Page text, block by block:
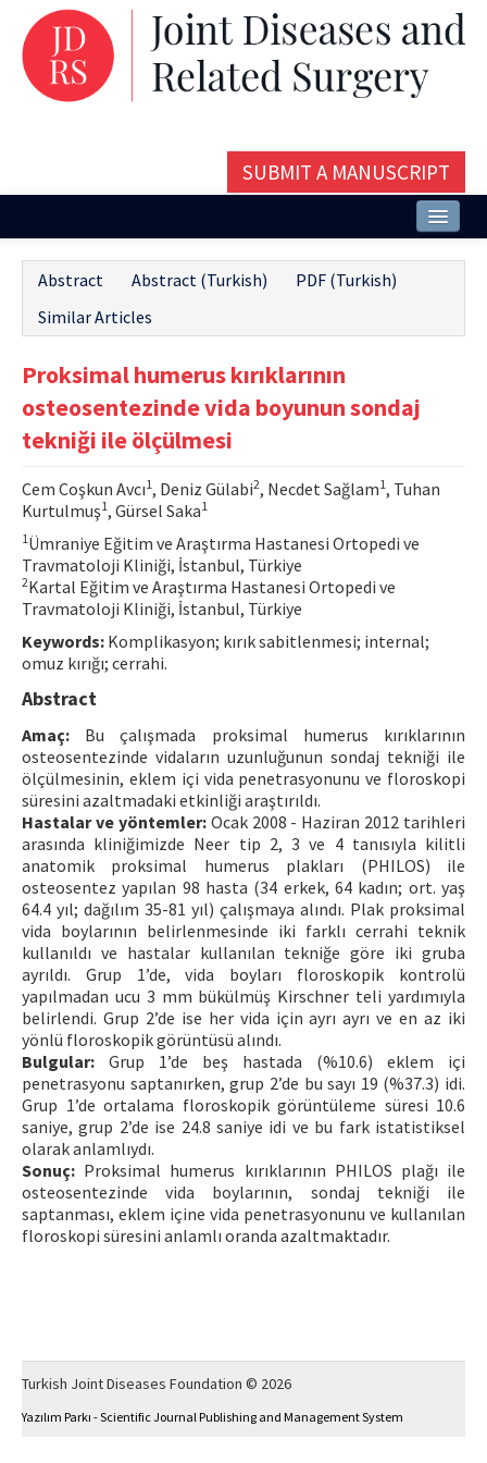
SUBMIT A MANUSCRIPT
Issues and Articles
Editorial Board
Instructions
Contact Us
E-ISSN: 2687-4792
Abstract Abstract (Turkish)
PDF (Turkish)
Similar Articles
Proksimal humerus kırıklarının
osteosentezinde vida boyunun sondaj
tekniği ile ölçülmesi
Cem Coşkun Avcı1, Deniz Gülabi2, Necdet Sağlam1, Tuhan
Kurtulmuş1, Gürsel Saka1
1 Ümraniye Eğitim ve Araştırma Hastanesi Ortopedi ve
Travmatoloji Kliniği, İstanbul, Türkiye
2Kartal Eğitim ve Araştırma Hastanesi Ortopedi ve
Travmatoloji Kliniği, İstanbul, Türkiye
Keywords: Komplikasyon; kırık sabitlenmesi; internal;
omuz kırığı; cerrahi.
Abstract
Amaç: Bu çalışmada proksimal humerus kırıklarının
osteosentezinde vidaların uzunluğunun sondaj tekniği ile
ölçülmesinin, eklem içi vida penetrasyonunu ve floroskopi
süresini azaltmadaki etkinliği araştırıldı.
Hastalar ve yöntemler:Ocak 2008 - Haziran 2012 tarihleri
arasında kliniğimizde Neer tip 2, 3 ve 4 tanısıyla kilitli
anatomik proksimal humerus plakları (PHILOS) ile
osteosentez yapılan 98 hasta (34 erkek, 64 kadın; ort. yaş
64.4 yıl; dağılım 35-81 yıl) çalışmaya alındı. Plak proksimal
vida boylarının belirlenmesinde iki farklı cerrahi teknik
kullanıldı ve hastalar kullanılan tekniğe göre iki gruba
ayrıldı. Grup 1’de, vida boyları floroskopik kontrolü
yapılmadan ucu 3 mm bükülmüş Kirschner teli yardımıyla
belirlendi. Grup 2’de ise her vida için ayrı ayrı ve en az iki
yönlü floroskopik görüntüsü alındı.
Bulgular: Grup 1’de beş hastada (%10.6) eklem içi
penetrasyonu saptanırken, grup 2’de bu sayı 19 (%37.3) idi.
Grup 1’de ortalama floroskopik görüntüleme süresi 10.6
saniye, grup 2’de ise 24.8 saniye idi ve bu fark istatistiksel
olarak anlamlıydı.
Sonuç: Proksimal humerus kırıklarının PHILOS plağı ile
osteosentezinde vida boylarının, sondaj tekniği ile
saptanması, eklem içine vida penetrasyonunu ve kullanılan
floroskopi süresini anlamlı oranda azaltmaktadır.
Turkish Joint Diseases Foundation © 2026
Yazılım Parkı - Scientific Journal Publishing and Management System